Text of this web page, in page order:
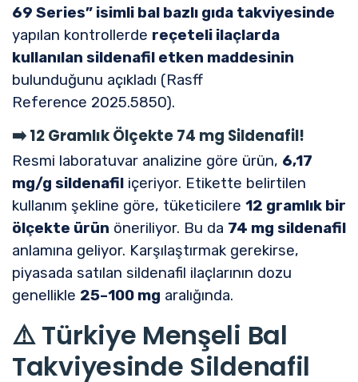
69 Series” isimli bal bazlı gıda takviyesinde
yapılan kontrollerde reçeteli ilaçlarda
kullanılan sildenafil etken maddesinin
bulunduğunu açıkladı (Rasff
Reference 2025.5850).
➡️12 Gramlık Ölçekte 74 mg Sildenafil!
Resmi laboratuvar analizine göre ürün, 6,17
mg/g sildenafil içeriyor. Etikette belirtilen
kullanım şekline göre, tüketicilere 12 gramlık bir
ölçekte ürün öneriliyor. Bu da 74 mg sildenafil
anlamına geliyor. Karşılaştırmak gerekirse,
piyasada satılan sildenafil ilaçlarının dozu
genellikle 25–100 mg aralığında.
⚠️ Türkiye Menşeli Bal
Takviyesinde Sildenafil